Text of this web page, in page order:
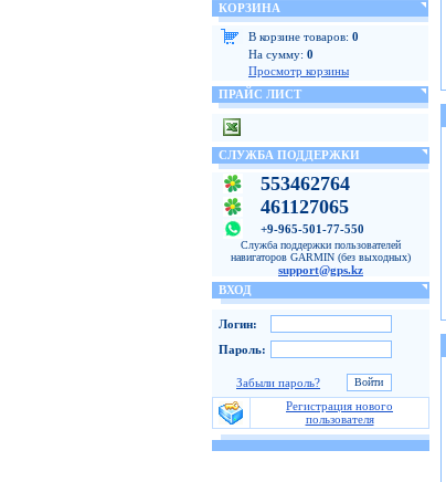
КОРЗИНА
В корзине товаров: 0
На сумму: 0
Просмотр корзины
ПРАЙС ЛИСТ
СЛУЖБА ПОДДЕРЖКИ
553462764
461127065
+9-965-501-77-550
Служба поддержки пользователей
навигаторов GARMIN (без выходных)
support@gps.kz
ВХОД
Логин:
Пароль:
Забыли пароль?
Регистрация нового
пользователя